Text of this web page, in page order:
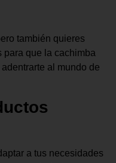
también quieres
para que la cachimba
al mundo de
a tus necesidades